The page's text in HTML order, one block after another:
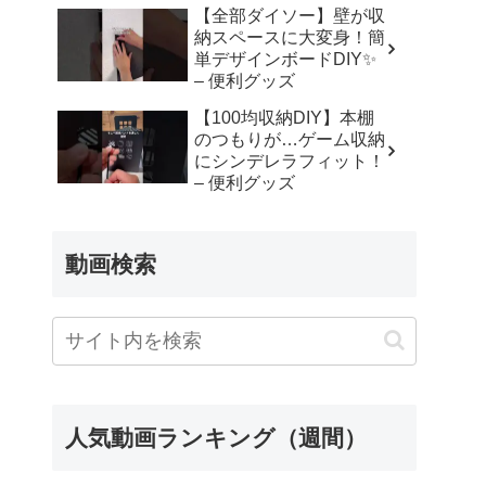
【全部ダイソー】壁が収
納スペースに大変身！簡
単デザインボードDIY✨
– 便利グッズ
【100均収納DIY】本棚
のつもりが…ゲーム収納
にシンデレラフィット！
– 便利グッズ
動画検索
人気動画ランキング（週間）